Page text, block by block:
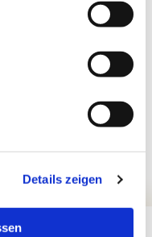
Details zeigen